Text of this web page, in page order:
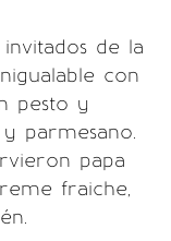
de la
con
pesto y
parmesano.
papa
fraiche,